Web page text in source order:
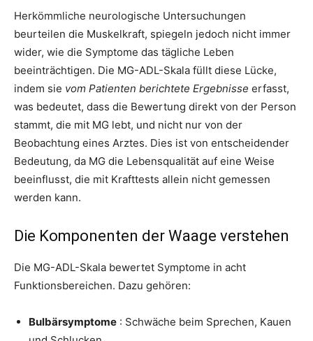
Herkömmliche neurologische Untersuchungen
beurteilen die Muskelkraft, spiegeln jedoch nicht immer
wider, wie die Symptome das tägliche Leben
beeinträchtigen. Die MG-ADL-Skala füllt diese Lücke,
indem sie vom Patienten berichtete Ergebnisse erfasst,
was bedeutet, dass die Bewertung direkt von der Person
stammt, die mit MG lebt, und nicht nur von der
Beobachtung eines Arztes. Dies ist von entscheidender
Bedeutung, da MG die Lebensqualität auf eine Weise
beeinflusst, die mit Krafttests allein nicht gemessen
werden kann.
Die Komponenten der Waage verstehen
Die MG-ADL-Skala bewertet Symptome in acht
Funktionsbereichen. Dazu gehören:
Bulbärsymptome : Schwäche beim Sprechen, Kauen